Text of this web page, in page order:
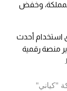
وخفض
استخدام أحدث
منصة رقمية
"كياني"